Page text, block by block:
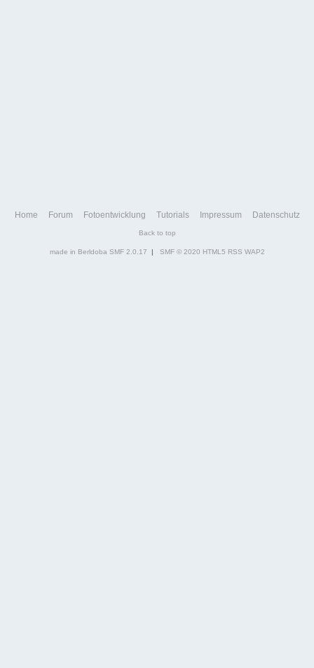
Home Forum Fotoentwicklung Tutorials Impressum Datenschutz
Back to top
made in Berldoba SMF 2.0.17 | SMF © 2020 HTML5 RSS WAP2